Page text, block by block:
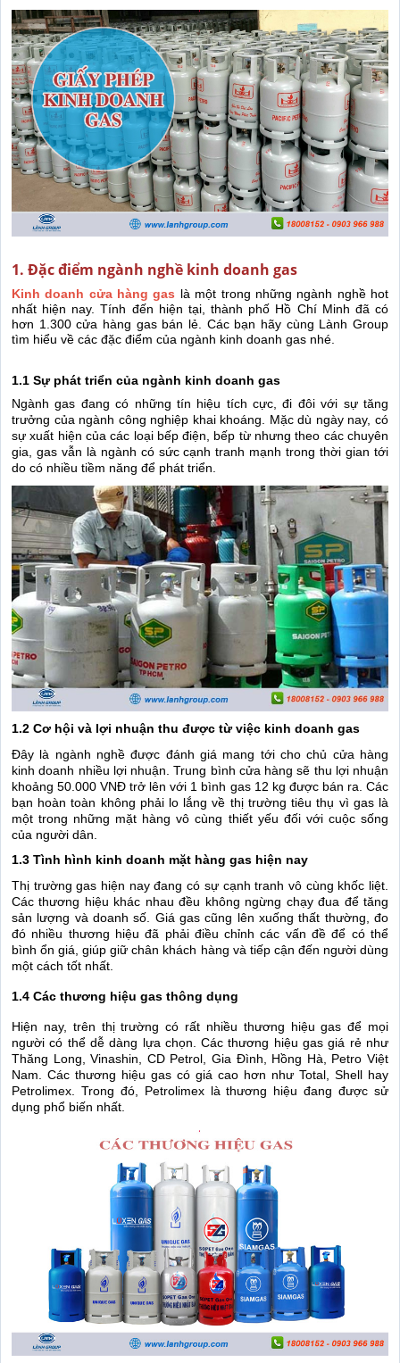
1. Đặc điểm ngành nghề kinh doanh gas
Kinh doanh cửa hàng gas là một trong những ngành nghề hot
nhất hiện nay. Tính đến hiện tại, thành phố Hồ Chí Minh đã có
hơn 1.300 cửa hàng gas bán lẻ. Các bạn hãy cùng Lành Group
tìm hiểu về các đặc điểm của ngành kinh doanh gas nhé.
1.1 Sự phát triển của ngành kinh doanh gas
Ngành gas đang có những tín hiệu tích cực, đi đôi với sự tăng
trưởng của ngành công nghiệp khai khoáng. Mặc dù ngày nay, có
sự xuất hiện của các loại bếp điện, bếp từ nhưng theo các chuyên
gia, gas vẫn là ngành có sức cạnh tranh mạnh trong thời gian tới
do có nhiều tiềm năng để phát triển.
1.2 Cơ hội và lợi nhuận thu được từ việc kinh doanh gas
Đây là ngành nghề được đánh giá mang tới cho chủ cửa hàng
kinh doanh nhiều lợi nhuận. Trung bình cửa hàng sẽ thu lợi nhuận
khoảng 50.000 VNĐ trở lên với 1 bình gas 12 kg được bán ra. Các
bạn hoàn toàn không phải lo lắng về thị trường tiêu thụ vì gas là
một trong những mặt hàng vô cùng thiết yếu đối với cuộc sống
của người dân.
1.3 Tình hình kinh doanh mặt hàng gas hiện nay
Thị trường gas hiện nay đang có sự cạnh tranh vô cùng khốc liệt.
Các thương hiệu khác nhau đều không ngừng chạy đua để tăng
sản lượng và doanh số. Giá gas cũng lên xuống thất thường, đo
đó nhiều thương hiệu đã phải điều chỉnh các vấn đề để có thể
bình ổn giá, giúp giữ chân khách hàng và tiếp cận đến người dùng
một cách tốt nhất.
1.4 Các thương hiệu gas thông dụng
Hiện nay, trên thị trường có rất nhiều thương hiệu gas để mọi
người có thể dễ dàng lựa chọn. Các thương hiệu gas giá rẻ như
Thăng Long, Vinashin, CD Petrol, Gia Đình, Hồng Hà, Petro Việt
Nam. Các thương hiệu gas có giá cao hơn như Total, Shell hay
Petrolimex. Trong đó, Petrolimex là thương hiệu đang được sử
dụng phổ biến nhất.